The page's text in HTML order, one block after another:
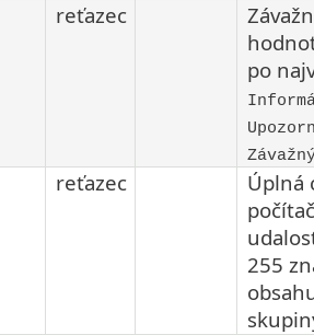
reťazec
po
reťazec
Úplná
255